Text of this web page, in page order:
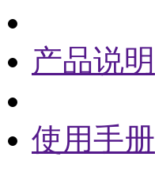
产品说明
使用手册